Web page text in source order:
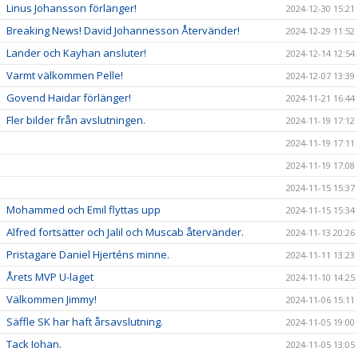
Linus Johansson förlänger! 2024-12-30 15:21
Breaking News! David Johannesson Återvänder! 2024-12-29 11:52
Lander och Kayhan ansluter! 2024-12-14 12:54
Varmt välkommen Pelle! 2024-12-07 13:39
Govend Haidar förlänger! 2024-11-21 16:44
Fler bilder från avslutningen.
2024-11-19 17:12
2024-11-19 17:11
2024-11-19 17:08
2024-11-15 15:37
Mohammed och Emil flyttas upp 2024-11-15 15:34
Alfred fortsätter och Jalil och Muscab återvänder. 2024-11-13 20:26
Pristagare Daniel Hjerténs minne. 2024-11-11 13:23
Årets MVP U-laget 2024-11-10 14:25
Välkommen Jimmy! 2024-11-06 15:11
Säffle SK har haft årsavslutning. 2024-11-05 19:00
Tack Johan. 2024-11-05 13:05